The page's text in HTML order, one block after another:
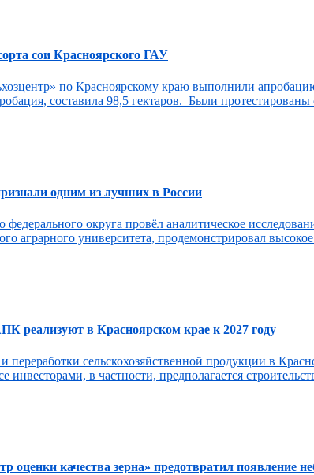
сои Красноярского ГАУ
по Красноярскому краю выполнили
составила 98,5 гектаров. Были
одним из лучших в России
округа провёл аналитическое
аграрного университета, продемонстрировал
реализуют в Красноярском крае к 2027 году
переработки сельскохозяйственной продукции в
инвесторами, в частности, предполагается
качества зерна» предотвратил появление